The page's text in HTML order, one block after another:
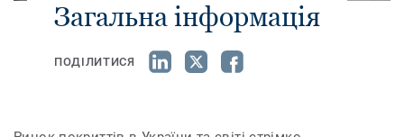
Загальна інформація
ПОДІЛИТИСЯ